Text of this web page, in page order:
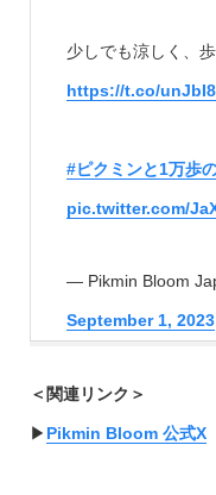
少しでも涼しく、
https://t.co/
#ピクミンと1万歩
pic.twitter.com/
— Pikmin Bloom
September 1, 2023
＜関連リンク＞
▶︎ Pikmin Bloom 公式X